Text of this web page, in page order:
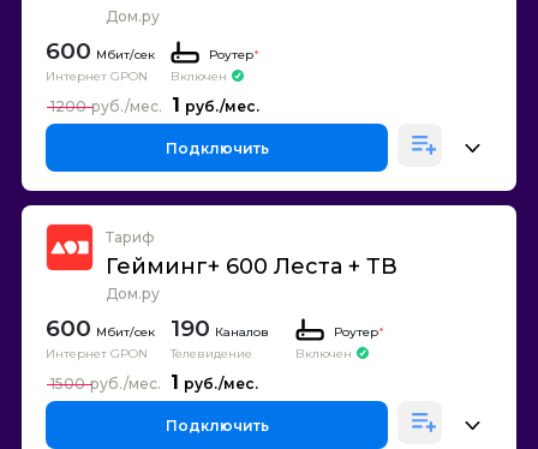
Дом.ру
600
Интернет GPON
Роутер*
Включен
1
1200
Подключить
Тариф
Гейминг+ 600 Леста + ТВ
Дом.ру
600
Интернет GPON
190 Каналов
Телевидение
Роутер*
Включен
1
1500
Подключить